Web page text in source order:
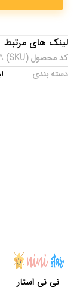
لینک های مرتبط
کد محصول (SKU)
دسته بندی
نی نی استار